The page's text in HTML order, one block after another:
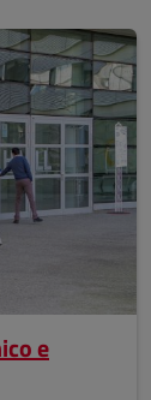
e